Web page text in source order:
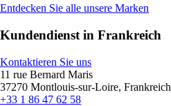
Entdecken Sie alle unsere Marken
Kundendienst in Frankreich
Kontaktieren Sie uns
11 rue Bernard Maris
37270 Montlouis-sur-Loire, Frankreich
+33 1 86 47 62 58